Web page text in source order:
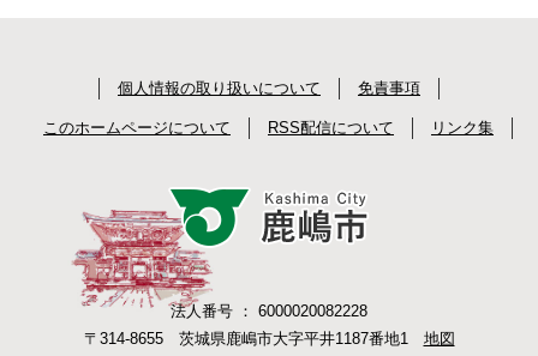
個人情報の取り扱いについて 免責事項
このホームページについて RSS配信について リンク集
法人番号 ： 6000020082228
〒314-8655 茨城県鹿嶋市大字平井1187番地1 地図